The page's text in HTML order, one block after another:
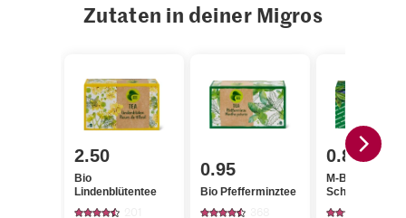
Zutaten in deiner Migros
2.50
Bio
Lindenblütentee
0.95
Bio Pfefferminztee
0.85
M-Budget
Schwarztee